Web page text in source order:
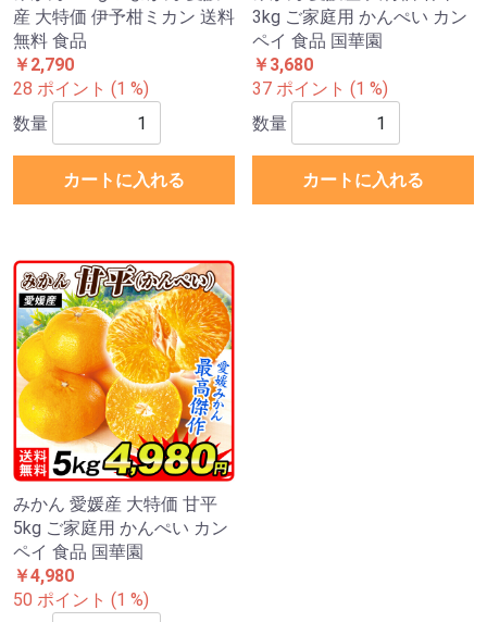
産 大特価 伊予柑ミカン 送料
無料 食品
￥2,790
28 ポイント (1 %)
数量
カートに入れる
3kg ご家庭用 かんぺい カン
ペイ 食品 国華園
￥3,680
37 ポイント (1 %)
数量
カートに入れる
みかん 愛媛産 大特価 甘平
5kg ご家庭用 かんぺい カン
ペイ 食品 国華園
￥4,980
50 ポイント (1 %)